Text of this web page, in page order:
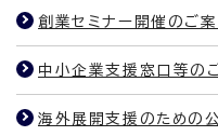
創業セミナー開催のご案
中小企業支援窓口等の
海外展開支援のための公